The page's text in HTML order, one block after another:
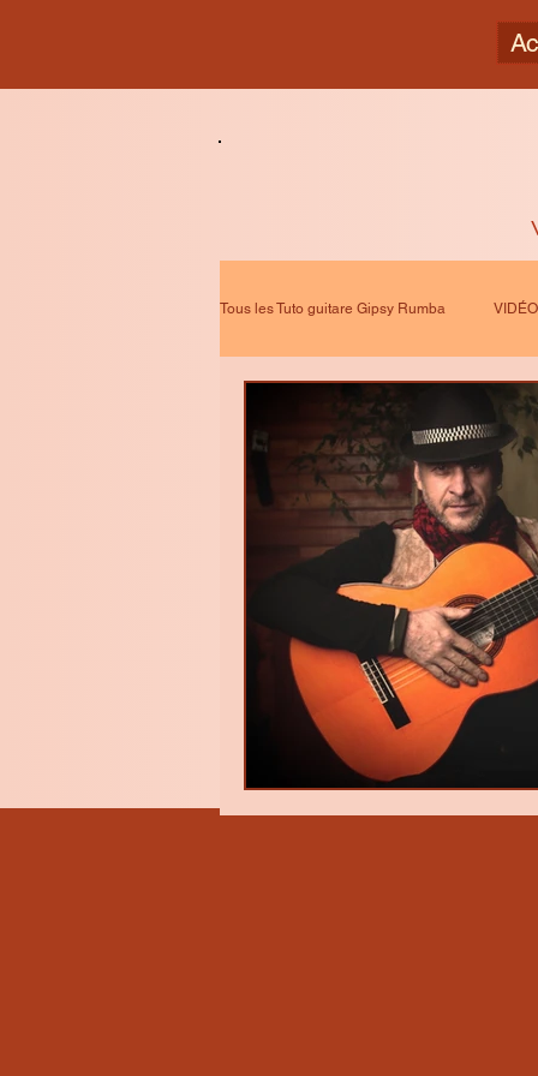
Tous les Tuto guitare Gipsy Rumba
Musique ZEN 432 Hz